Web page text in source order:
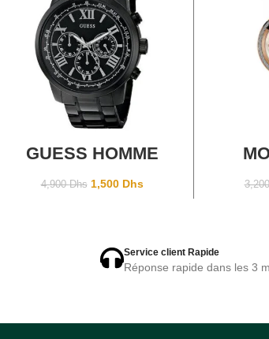
AJOUTER AU PANIER
GUESS HOMME
4,900Dhs 1,500 Dhs
Service client Rapide
Réponse rapide dans les 3